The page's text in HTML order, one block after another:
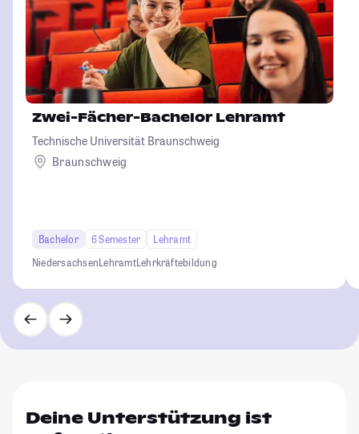
Zwei-Fächer-Bachelor Lehramt
Technische Universität Braunschweig
Braunschweig
Bachelor 6 Semester
Lehramt
NiedersachsenLehramtLehrkräftebildung
Deine Unterstützung ist